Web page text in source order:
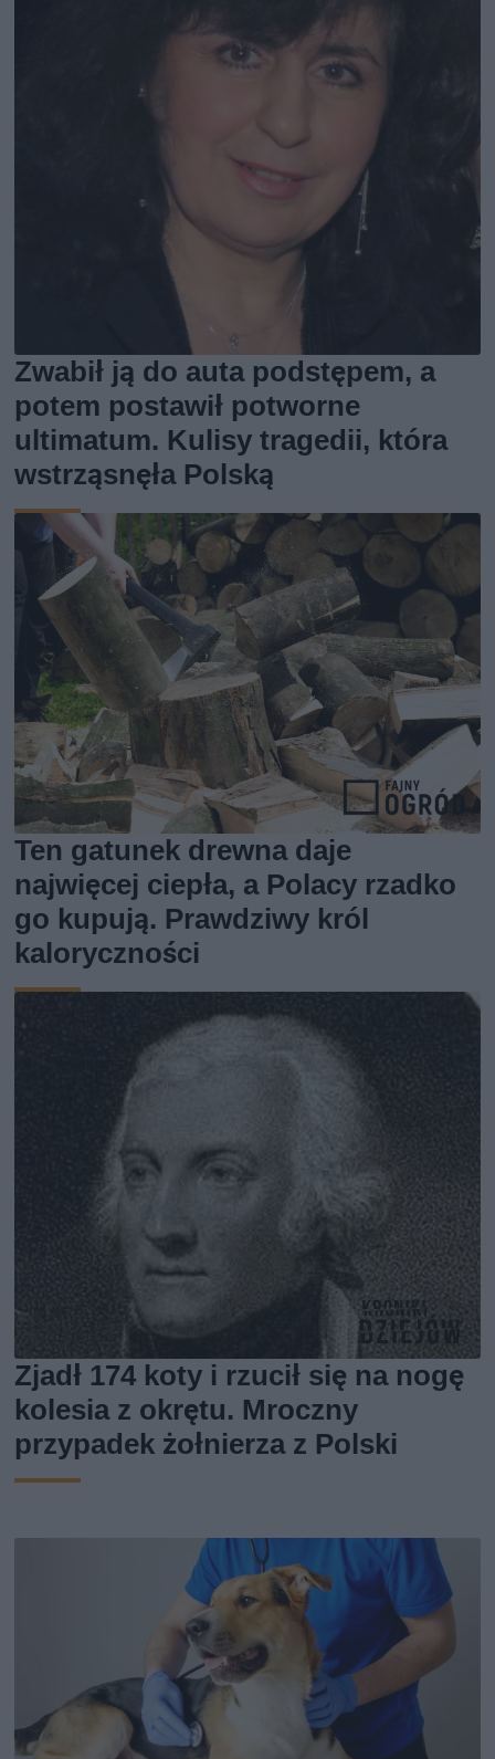
Zwabił ją do auta podstępem, a
potem postawił potworne
ultimatum. Kulisy tragedii, która
wstrząsnęła Polską
Ten gatunek drewna daje
najwięcej ciepła, a Polacy rzadko
go kupują. Prawdziwy król
kaloryczności
Zjadł 174 koty i rzucił się na nogę
kolesia z okrętu. Mroczny
przypadek żołnierza z Polski